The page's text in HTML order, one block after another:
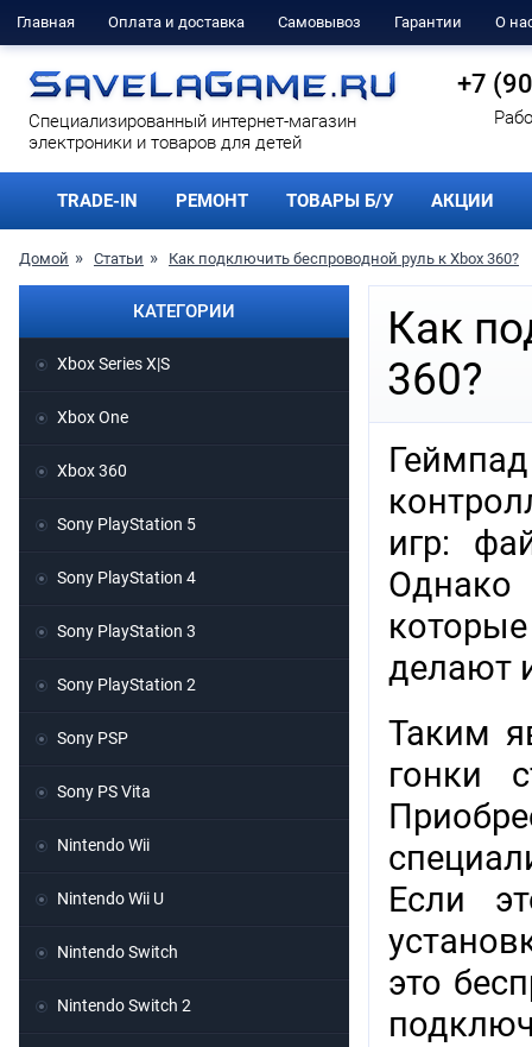
Главная Оплата и доставка Самовывоз Гарантии О
Cпециализированный интернет-магазин
электроники и товаров для детей
+7
TRADE-IN РЕМОНТ ТОВАРЫ Б/У АКЦИИ
Домой Статьи Как подключить беспроводной руль к Xbox 360?
Как
360?
игр:
Однако
делают
Таким
гонки
Если
это
КАТЕГОРИИ
Xbox Series X|S
Xbox One
Xbox 360
Sony PlayStation 5
Sony PlayStation 4
Sony PlayStation 3
Sony PlayStation 2
Sony PSP
Sony PS Vita
Nintendo Wii
Nintendo Wii U
Nintendo Switch
Nintendo Switch 2